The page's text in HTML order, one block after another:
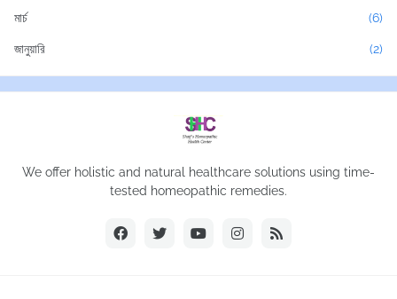
মার্চ (6)
জানুয়ারি (2)
We offer holistic and natural healthcare solutions using time-
tested homeopathic remedies.